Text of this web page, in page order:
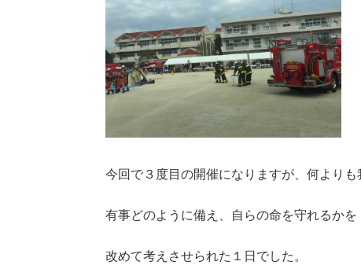
今回で３度目の開催になりますが、何よりも
有事どのように備え、自らの命を守れるかを
改めて考えさせられた１日でした。